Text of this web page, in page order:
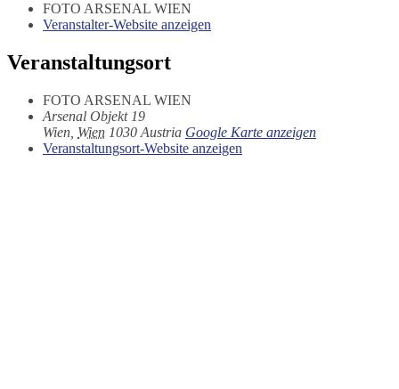
FOTO ARSENAL WIEN
Veranstalter-Website anzeigen
Veranstaltungsort
FOTO ARSENAL WIEN
Arsenal Objekt 19
Wien Wien 1030 Austria Google Karte anzeigen
Veranstaltungsort-Website anzeigen